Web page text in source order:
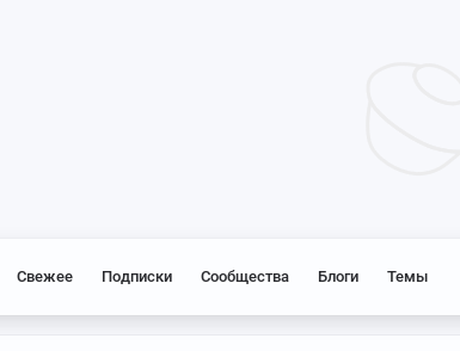
Свежее Подписки Сообщества Блоги Темы